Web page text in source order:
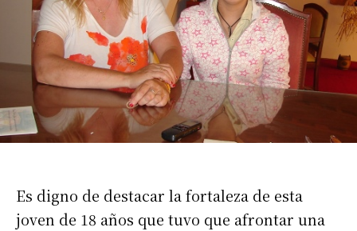
Es digno de destacar la fortaleza de esta
joven de 18 años que tuvo que afrontar una